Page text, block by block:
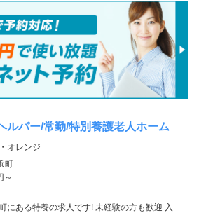
ルパー/常勤/特別養護老人ホーム
オレンジ
町
～
にある特養の求人です! 未経験の方も歓迎 入